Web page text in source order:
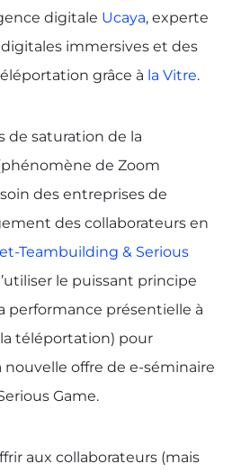
digitale Ucaya, experte
immersives et des
grâce à la Vitre.
de saturation de la
de Zoom
des entreprises de
des collaborateurs en
Teambuilding & Serious
le puissant principe
performance présentielle à
téléportation) pour
nouvelle offre de e-séminaire
Game.
aux collaborateurs (mais